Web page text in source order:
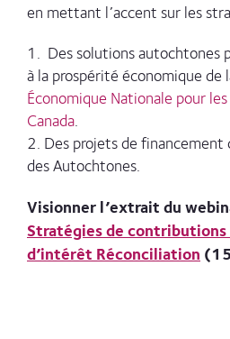
en mettant l’accent sur les
Des solutions autochtones
à la prospérité économique de
Économique Nationale pour
Canada.
Des projets de
des Autochtones.
Visionner l’extrait du
Stratégies de contributions
d’intérêt Réconciliation